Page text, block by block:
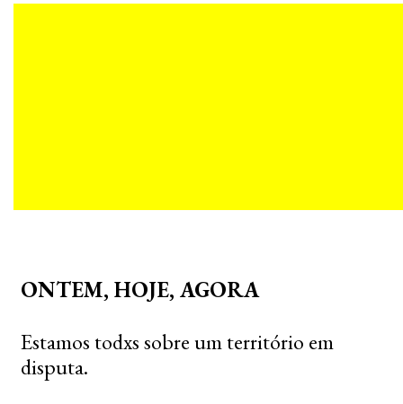
ONTEM, HOJE, AGORA
Estamos todxs sobre um território em
disputa.